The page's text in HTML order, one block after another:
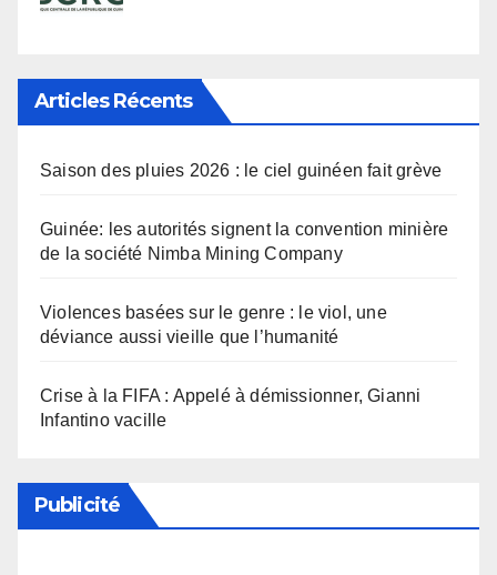
Articles Récents
Saison des pluies 2026 : le ciel guinéen fait grève
Guinée: les autorités signent la convention minière
de la société Nimba Mining Company
Violences basées sur le genre : le viol, une
déviance aussi vieille que l’humanité
Crise à la FIFA : Appelé à démissionner, Gianni
Infantino vacille
Publicité